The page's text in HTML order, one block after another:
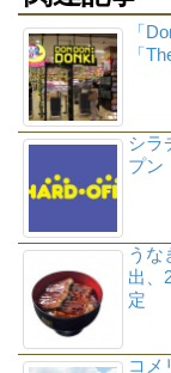
「
「
シラ
プン
うな
出、
定
コメ